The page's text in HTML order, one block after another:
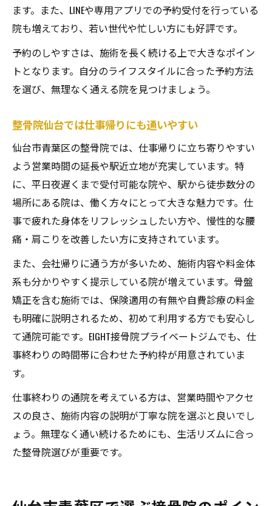
ます。また、LINEや専用アプリでの予約受付を行っている
院も増えており、若い世代や忙しい方にも好評です。
予約のしやすさは、施術を長く続ける上で大きなポイン
トとなります。自分のライフスタイルに合った予約方法
を選び、無理なく通える院を見つけましょう。
整骨院仙台では仕事帰りにも通いやすい
仙台市青葉区の整骨院では、仕事帰りに立ち寄りやすい
よう営業時間の延長や駅近立地が充実しています。特
に、平日夜遅くまで受付可能な院や、駅から徒歩数分の
場所にある院は、働く方々にとって大きな魅力です。仕
事で疲れた身体をリフレッシュしたい方や、慢性的な腰
痛・肩こりを改善したい方に支持されています。
また、会社帰りに通う方が多いため、施術内容や料金体
系も分かりやすく提示している院が増えています。骨盤
矯正を含む施術では、保険適用の有無や自費診療の料金
も明確に説明されるため、初めて利用する方でも安心し
て通院可能です。EIGHT接骨院プライベートジムでも、仕
事終わりの時間帯に合わせた予約枠が用意されていま
す。
仕事終わりの通院を考えている方は、営業時間やアクセ
スの良さ、施術内容の説明が丁寧な院を選ぶと良いでし
ょう。無理なく通い続けるためにも、生活リズムに合っ
た整骨院選びが重要です。